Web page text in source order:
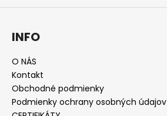
INFO
O NÁS
Kontakt
Obchodné podmienky
Podmienky ochrany osobných údajov